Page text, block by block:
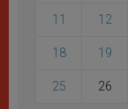
11 12
18 19
25 26